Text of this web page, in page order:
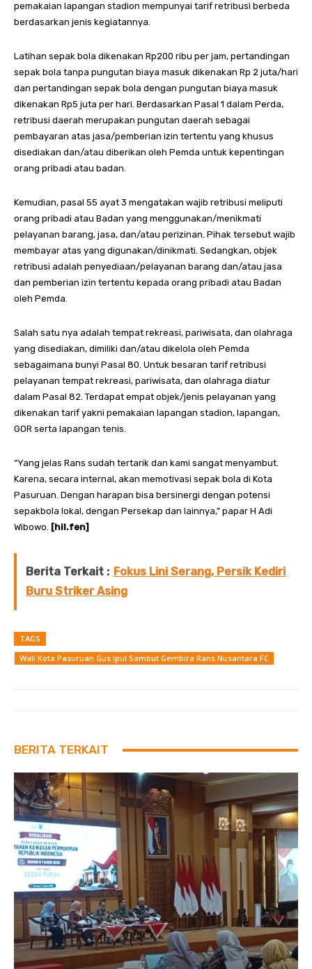
pemakaian lapangan stadion mempunyai tarif retribusi berbeda
berdasarkan jenis kegiatannya.
Latihan sepak bola dikenakan Rp200 ribu per jam, pertandingan
sepak bola tanpa pungutan biaya masuk dikenakan Rp 2 juta/hari
dan pertandingan sepak bola dengan pungutan biaya masuk
dikenakan Rp5 juta per hari. Berdasarkan Pasal 1 dalam Perda,
retribusi daerah merupakan pungutan daerah sebagai
pembayaran atas jasa/pemberian izin tertentu yang khusus
disediakan dan/atau diberikan oleh Pemda untuk kepentingan
orang pribadi atau badan.
Kemudian, pasal 55 ayat 3 mengatakan wajib retribusi meliputi
orang pribadi atau Badan yang menggunakan/menikmati
pelayanan barang, jasa, dan/atau perizinan. Pihak tersebut wajib
membayar atas yang digunakan/dinikmati. Sedangkan, objek
retribusi adalah penyediaan/pelayanan barang dan/atau jasa
dan pemberian izin tertentu kepada orang pribadi atau Badan
oleh Pemda.
Salah satu nya adalah tempat rekreasi, pariwisata, dan olahraga
yang disediakan, dimiliki dan/atau dikelola oleh Pemda
sebagaimana bunyi Pasal 80. Untuk besaran tarif retribusi
pelayanan tempat rekreasi, pariwisata, dan olahraga diatur
dalam Pasal 82. Terdapat empat objek/jenis pelayanan yang
dikenakan tarif yakni pemakaian lapangan stadion, lapangan,
GOR serta lapangan tenis.
“Yang jelas Rans sudah tertarik dan kami sangat menyambut.
Karena, secara internal, akan memotivasi sepak bola di Kota
Pasuruan. Dengan harapan bisa bersinergi dengan potensi
sepakbola lokal, dengan Persekap dan lainnya,” papar H Adi
Wibowo. [hil.fen]
Berita Terkait : Fokus Lini Serang, Persik Kediri
Buru Striker Asing
TAGS
Wali Kota Pasuruan Gus Ipul Sambut Gembira Rans Nusantara FC
BERITA TERKAIT